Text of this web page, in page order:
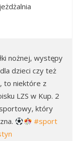
nożnej, występy
dzieci czy też
to niektóre z
LZS w Kup. 2
który
#sport